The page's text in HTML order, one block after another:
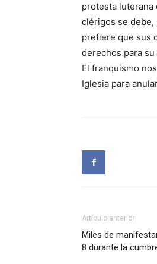
protesta luterana
clérigos se debe,
prefiere que sus
derechos para
El franquismo
Iglesia para
Artículo anterior
Miles de
8 durante la